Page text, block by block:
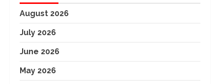
August 2026
July 2026
June 2026
May 2026